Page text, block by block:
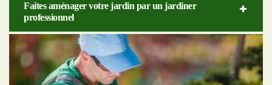
Faites aménager votre jardin par un jardiner
professionnel